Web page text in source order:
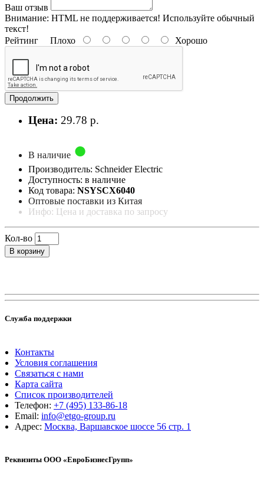
Ваш отзыв
Внимание: HTML не поддерживается! Используйте обычный
текст!
Рейтинг Плохо Хорошо
Продолжить
Цена: 29.78 р.
В наличие
Производитель: Schneider Electric
Доступность: в наличие
Код товара: NSYSCX6040
Оптовые поставки из Китая
Инфо: Цена и доставка по запросу
Кол-во
В корзину
Служба поддержки
Контакты
Условия соглашения
Связаться с нами
Карта сайта
Список производителей
Телефон: +7 (495) 133-86-18
Email: info@etgo-group.ru
Адрес: Москва, Варшавское шоссе 56 стр. 1
Реквизиты ООО «ЕвроБизнесГрупп»